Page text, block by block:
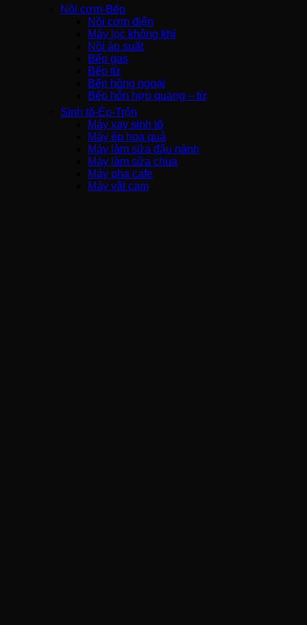
Nồi cơm-Bếp
Nồi cơm điện
Máy lọc không khí
Nồi áp suất
Bếp gas
Bếp từ
Bếp hồng ngoại
Bếp hỗn hợp quang – từ
Sinh tố-Ép-Trộn
Máy xay sinh tố
Máy ép hoa quả
Máy làm sữa đậu nành
Máy làm sữa chua
Máy pha cafe
Máy vắt cam